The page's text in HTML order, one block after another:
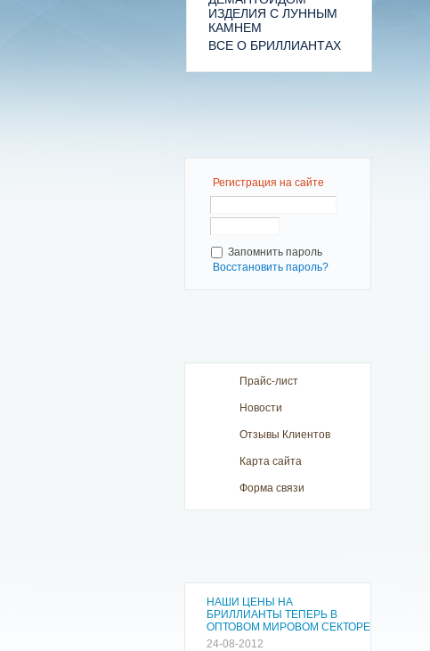
ИЗДЕЛИЯ С ЛУННЫМ
КАМНЕМ
ВСЕ О БРИЛЛИАНТАХ
Регистрация на сайте
Запомнить пароль
Восстановить пароль?
Прайс-лист
Новости
Отзывы Клиентов
Карта сайта
Форма связи
НАШИ ЦЕНЫ НА
БРИЛЛИАНТЫ ТЕПЕРЬ В
ОПТОВОМ МИРОВОМ СЕКТОРЕ
24-08-2012